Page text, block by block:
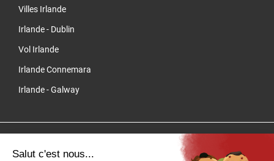
Villes Irlande
Irlande - Dublin
Vol Irlande
Irlande Connemara
Irlande - Galway